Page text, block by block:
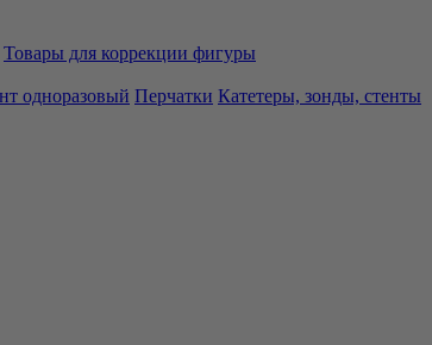
Товары для коррекции фигуры
одноразовый Перчатки Катетеры, зонды, стенты